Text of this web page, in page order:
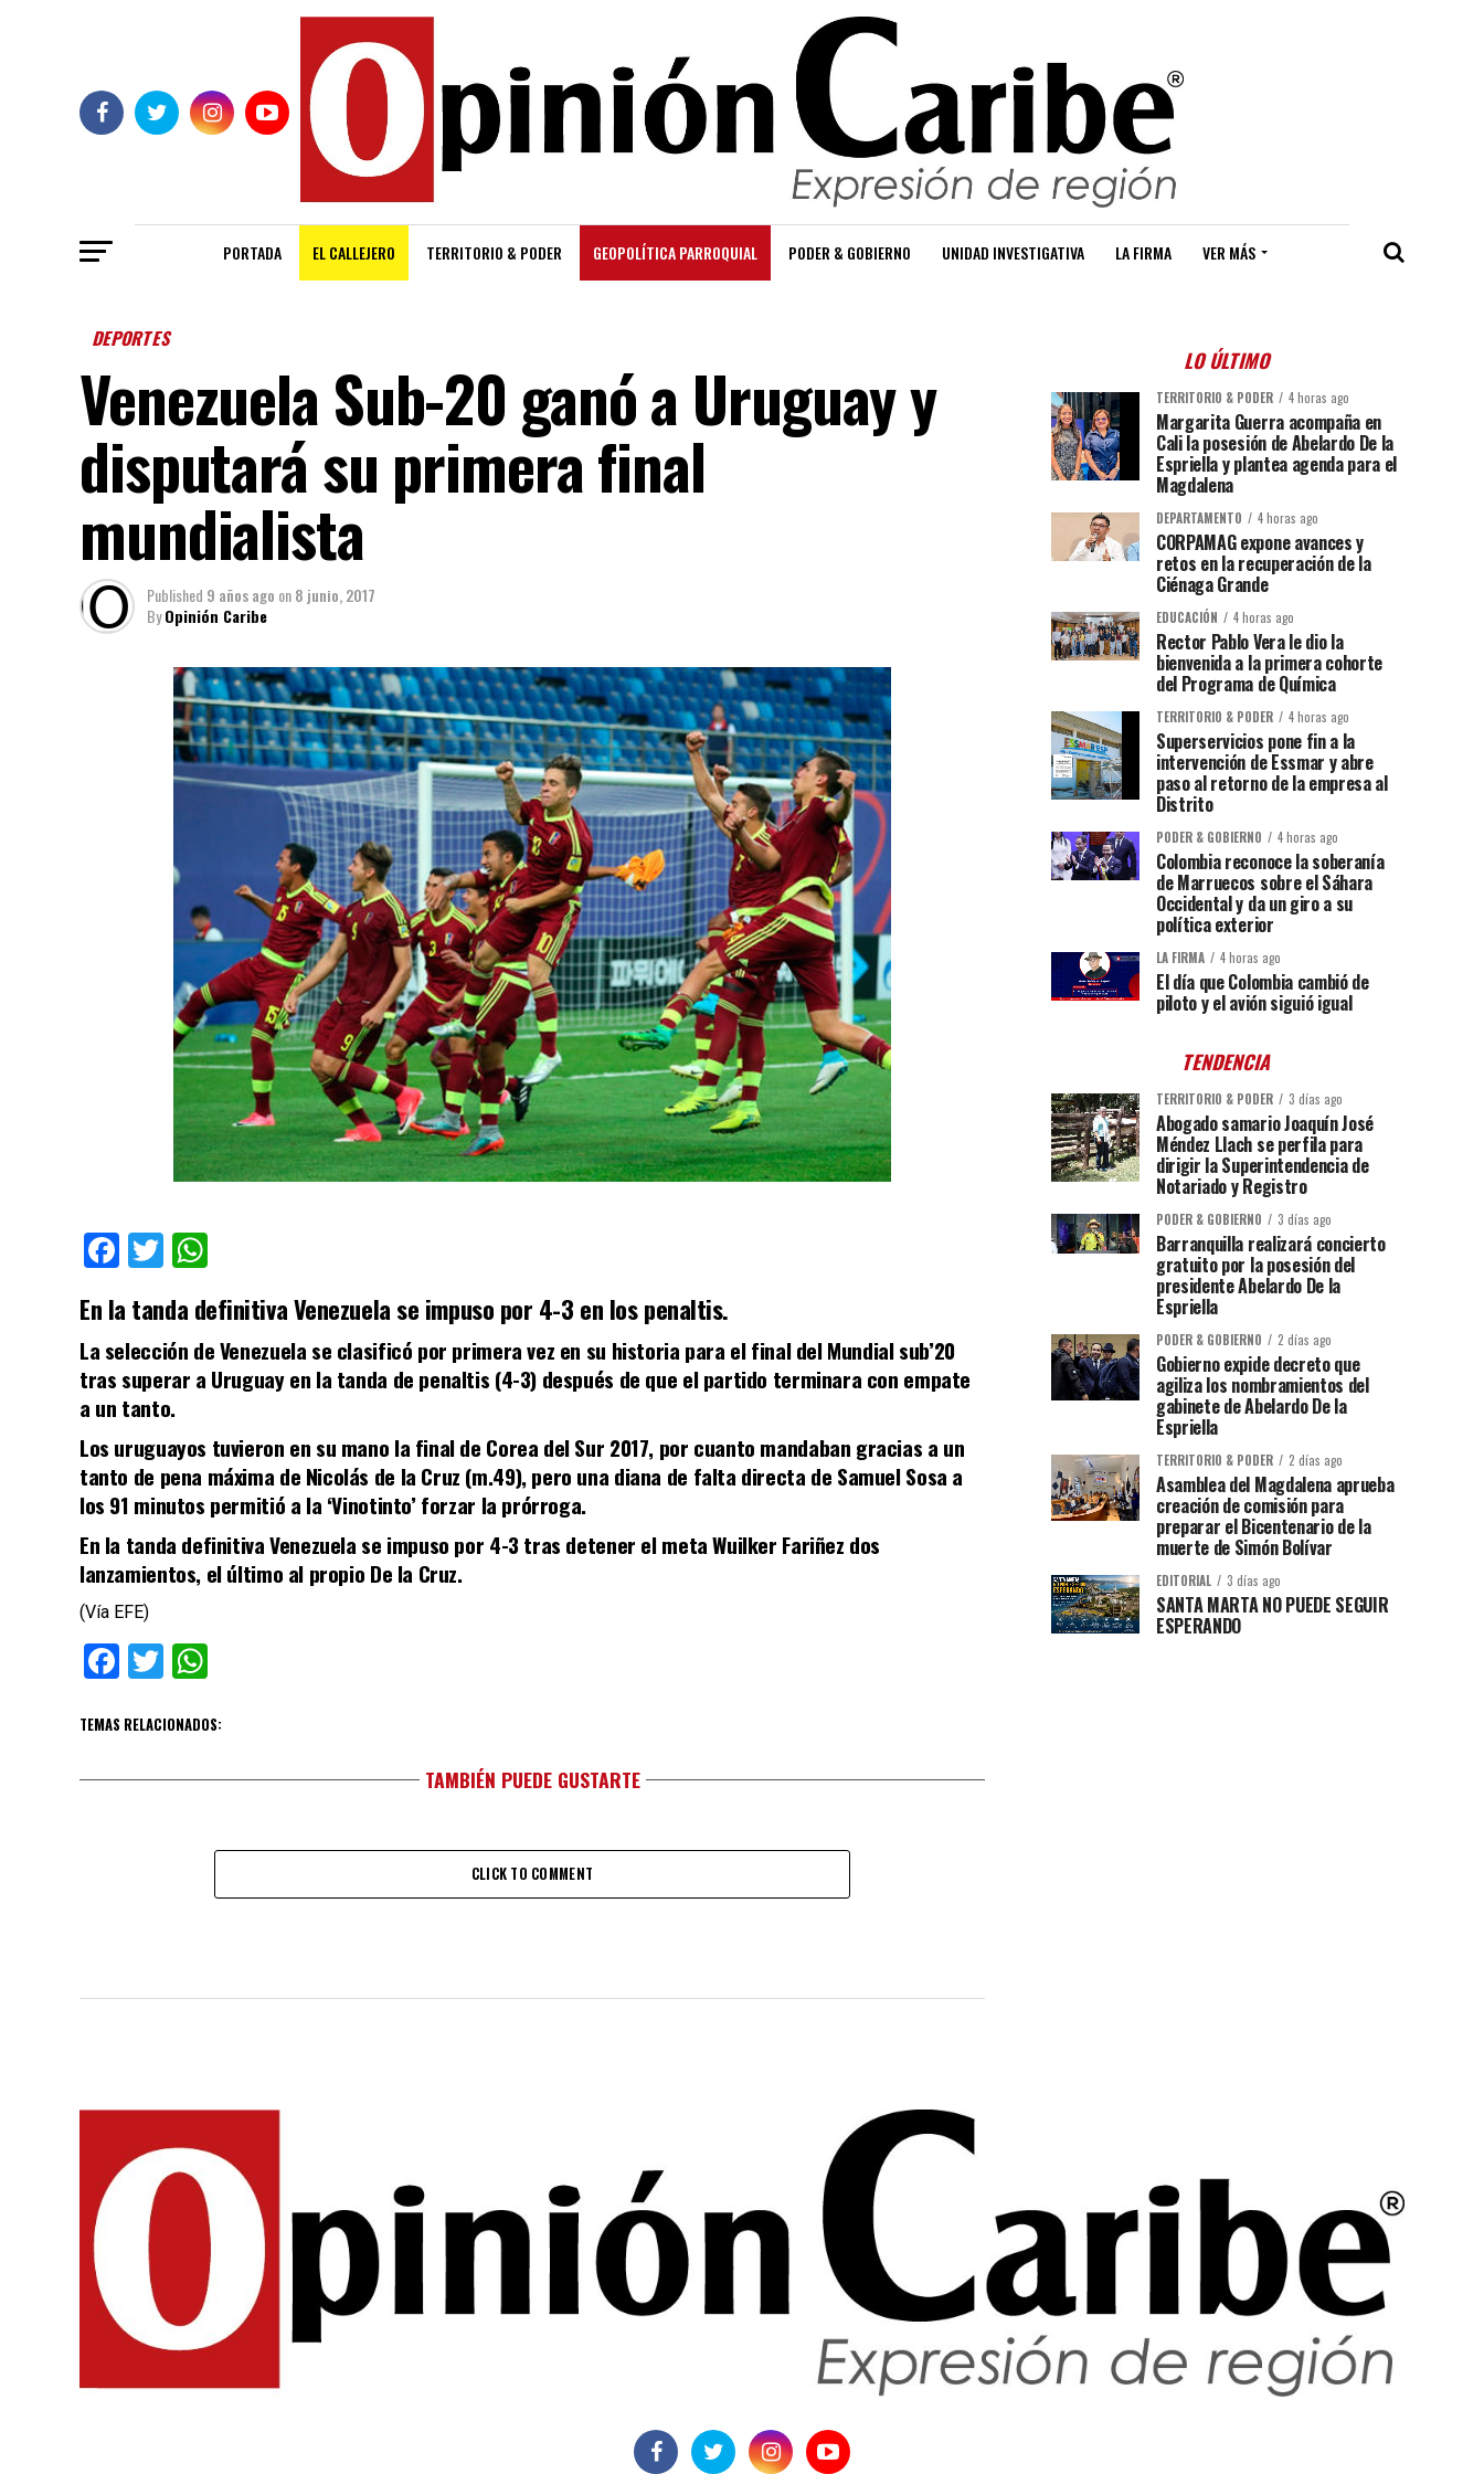
PORTADA EL CALLEJERO TERRITORIO & PODER GEOPOLÍTICA PARROQUIAL PODER & GOBIERNO UNIDAD INVESTIGATIVA LA FIRMA VER MÁS
DEPORTES
Venezuela Sub-20 ganó a Uruguay y
disputará su primera final
mundialista
Published 9 años ago on8 junio, 2017
ByOpinión Caribe
Facebook
Twitter
En la tanda definitiva Venezuela se impuso por 4-3 en los penaltis.
La selección de Venezuela se clasificó por primera vez en su historia para el final del Mundial sub’20
tras superar a Uruguay en la tanda de penaltis (4-3) después de que el partido terminara con empate
a un tanto.
Los uruguayos tuvieron en su mano la final de Corea del Sur 2017, por cuanto mandaban gracias a un
tanto de pena máxima de Nicolás de la Cruz (m.49), pero una diana de falta directa de Samuel Sosa a
los 91 minutos permitió a la ‘Vinotinto’ forzar la prórroga.
En la tanda definitiva Venezuela se impuso por 4-3 tras detener el meta Wuilker Fariñez dos
lanzamientos, el último al propio De la Cruz.
(Vía EFE)
Facebook
Twitter
TEMAS RELACIONADOS:
TAMBIÉN PUEDE GUSTARTE
CLICK TO COMMENT
LO ÚLTIMO
TERRITORIO & PODER 4 horas ago
Margarita Guerra acompaña en
Cali la posesión de Abelardo De la
Espriella y plantea agenda para el
Magdalena
DEPARTAMENTO 4 horas ago
CORPAMAG expone avances y
retos en la recuperación de la
Ciénaga Grande
EDUCACIÓN 4 horas ago
Rector Pablo Vera le dio la
bienvenida a la primera cohorte
del Programa de Química
TERRITORIO & PODER 4 horas ago
Superservicios pone fin a la
intervención de Essmar y abre
paso al retorno de la empresa al
Distrito
PODER & GOBIERNO 4 horas ago
Colombia reconoce la soberanía
de Marruecos sobre el Sáhara
Occidental y da un giro a su
política exterior
LA FIRMA 4 horas ago
El día que Colombia cambió de
piloto y el avión siguió igual
TENDENCIA
TERRITORIO & PODER 3 días ago
Abogado samario Joaquín José
Méndez Llach se perfila para
dirigir la Superintendencia de
Notariado y Registro
PODER & GOBIERNO 3 días ago
Barranquilla realizará concierto
gratuito por la posesión del
presidente Abelardo De la
Espriella
PODER & GOBIERNO 2 días ago
Gobierno expide decreto que
agiliza los nombramientos del
gabinete de Abelardo De la
Espriella
TERRITORIO & PODER 2 días ago
Asamblea del Magdalena aprueba
creación de comisión para
preparar el Bicentenario de la
muerte de Simón Bolívar
EDITORIAL 3 días ago
SANTA MARTA NO PUEDE SEGUIR
ESPERANDO